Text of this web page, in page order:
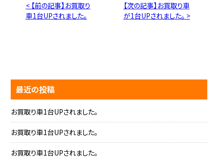
< 【前の記事】お買取り
車1台UPされました。
【次の記事】お買取り車
が1台UPされました。 >
最近の投稿
お買取り車1台UPされました。
お買取り車1台UPされました。
お買取り車1台UPされました。